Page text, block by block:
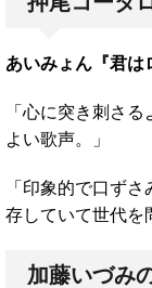
あいみょん『君は
「心に突き刺さ
よい歌声。」
「印象的で口ず
存していて世代を
加藤いづみ